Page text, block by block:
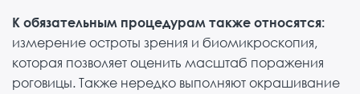
К обязательным процедурам также относятся:
измерение остроты зрения и биомикроскопия,
которая позволяет оценить масштаб поражения
роговицы. Также нередко выполняют окрашивание